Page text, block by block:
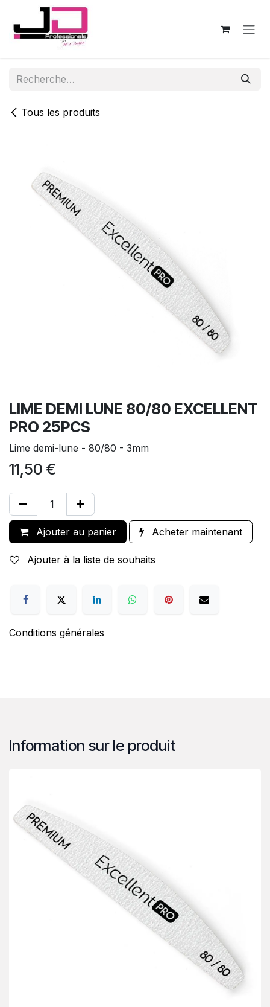
Se rendre au contenu
Tous les produits
LIME DEMI LUNE 80/80 EXCELLENT
PRO 25PCS
Lime demi-lune - 80/80 - 3mm
11,50 €
Ajouter au panier Acheter maintenant
Ajouter à la liste de souhaits
Conditions générales
Information sur le produit